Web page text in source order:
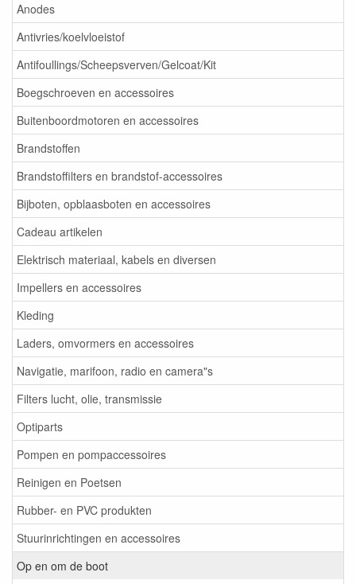
Anodes
Antivries/koelvloeistof
Antifoullings/Scheepsverven/Gelcoat/Kit
Boegschroeven en accessoires
Buitenboordmotoren en accessoires
Brandstoffen
Brandstoffilters en brandstof-accessoires
Bijboten, opblaasboten en accessoires
Cadeau artikelen
Elektrisch materiaal, kabels en diversen
Impellers en accessoires
Kleding
Laders, omvormers en accessoires
Navigatie, marifoon, radio en camera"s
Filters lucht, olie, transmissie
Optiparts
Pompen en pompaccessoires
Reinigen en Poetsen
Rubber- en PVC produkten
Stuurinrichtingen en accessoires
Op en om de boot